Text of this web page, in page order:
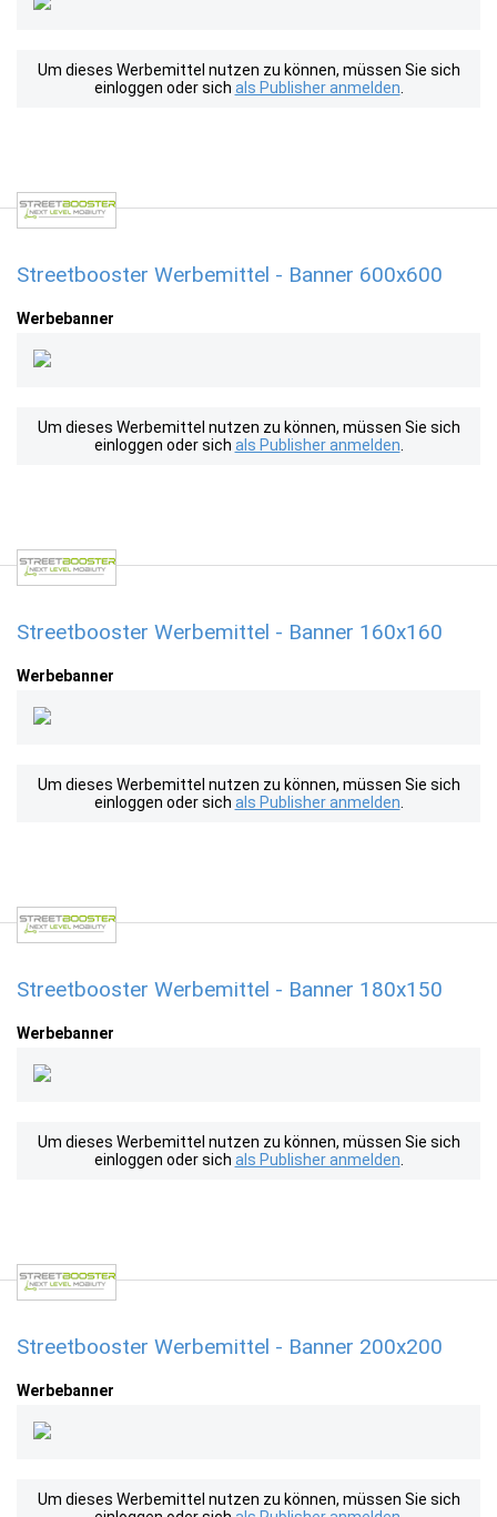
Um dieses Werbemittel nutzen zu können, müssen Sie sich
einloggen oder sich als Publisher anmelden
Streetbooster Werbemittel - Banner 600x600
Werbebanner
Um dieses Werbemittel nutzen zu können, müssen Sie sich
einloggen oder sich als Publisher anmelden
Streetbooster Werbemittel - Banner 160x160
Werbebanner
Um dieses Werbemittel nutzen zu können, müssen Sie sich
einloggen oder sich als Publisher anmelden
Streetbooster Werbemittel - Banner 180x150
Werbebanner
Um dieses Werbemittel nutzen zu können, müssen Sie sich
einloggen oder sich als Publisher anmelden
Streetbooster Werbemittel - Banner 200x200
Werbebanner
Um dieses Werbemittel nutzen zu können, müssen Sie sich